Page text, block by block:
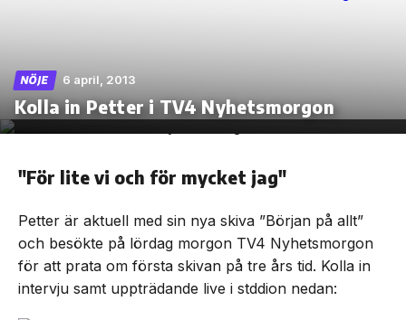
Skip
the
NÖJE 6 april, 2013
Kolla in Petter i TV4 Nyhetsmorgon
"För lite vi och för mycket jag"
Petter är aktuell med sin nya skiva ”Början på allt”
och besökte på lördag morgon TV4 Nyhetsmorgon
för att prata om första skivan på tre års tid. Kolla in
intervju samt uppträdande live i stddion nedan: